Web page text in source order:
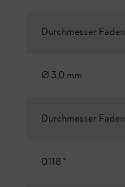
Durchmesser Faden
Ø 3,0 mm
Durchmesser Faden
0.118 "